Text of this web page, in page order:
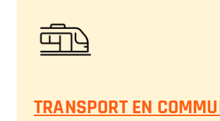
TRANSPORT EN